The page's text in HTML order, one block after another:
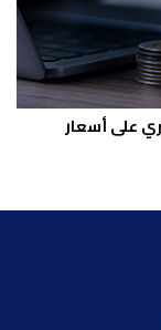
على أسعار